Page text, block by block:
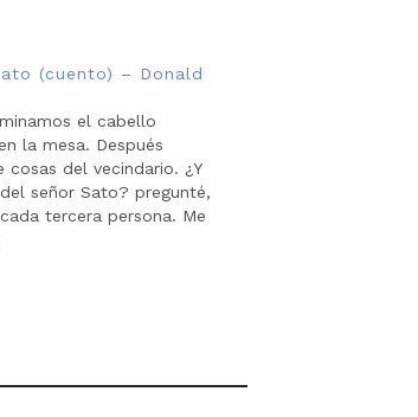
(cuento) – Donald
el cabello
la mesa. Después
cosas del vecindario. ¿Y
señor Sato? pregunté,
tercera persona. Me
la nariz para asegurarse
a él. Esto era también